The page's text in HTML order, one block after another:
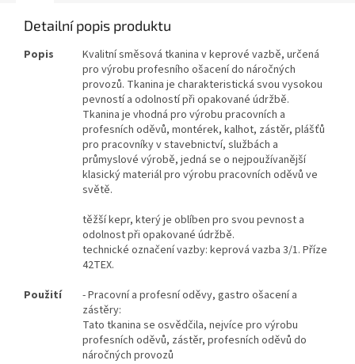
Detailní popis produktu
Popis
Kvalitní směsová tkanina v keprové vazbě, určená
pro výrobu profesního ošacení do náročných
provozů. Tkanina je charakteristická svou vysokou
pevností a odolností při opakované údržbě.
Tkanina je vhodná pro výrobu pracovních a
profesních oděvů, montérek, kalhot, zástěr, plášťů
pro pracovníky v stavebnictví, službách a
průmyslové výrobě, jedná se o nejpoužívanější
klasický materiál pro výrobu pracovních oděvů ve
světě.
těžší kepr, který je oblíben pro svou pevnost a
odolnost při opakované údržbě.
technické označení vazby: keprová vazba 3/1. Příze
42TEX.
Použití
- Pracovní a profesní oděvy, gastro ošacení a
zástěry:
Tato tkanina se osvědčila, nejvíce pro výrobu
profesních oděvů, zástěr, profesních oděvů do
náročných provozů